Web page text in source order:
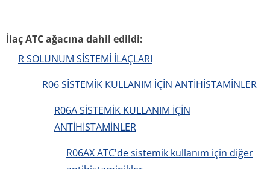
İlaç ATC ağacına dahil edildi:
R SOLUNUM SİSTEMİ İLAÇLARI
R06 SİSTEMİK KULLANIM İÇİN ANTİHİSTAMİNLER
R06A SİSTEMİK KULLANIM İÇİN
ANTİHİSTAMİNLER
R06AX ATC'de sistemik kullanım için diğer